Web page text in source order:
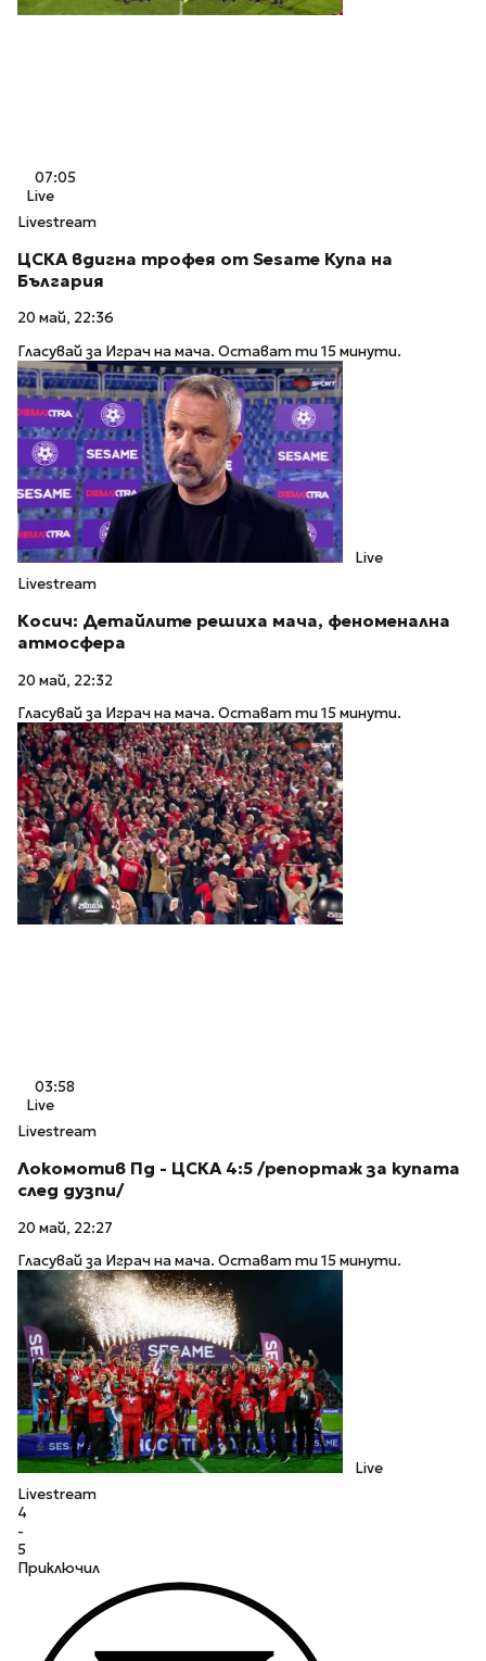
07:05
Live
Livestream
ЦСКА вдигна трофея от Sesame Купа на
България
20 май, 22:36
Гласувай за Играч на мача. Остават ти 15 минути.
Live
Livestream
Косич: Детайлите решиха мача, феноменална
атмосфера
20 май, 22:32
Гласувай за Играч на мача. Остават ти 15 минути.
03:58
Live
Livestream
Локомотив Пд - ЦСКА 4:5 /репортаж за купата
след дузпи/
20 май, 22:27
Гласувай за Играч на мача. Остават ти 15 минути.
Live
Livestream
4
-
5
Приключил